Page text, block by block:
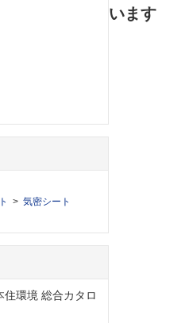
気密シート
住環境 総合カタロ
います